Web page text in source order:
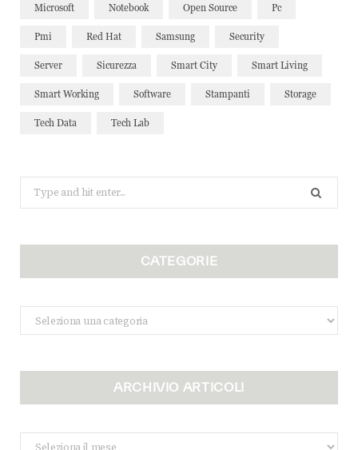
Microsoft Notebook Open Source Pc
Pmi Red Hat Samsung Security
Server Sicurezza Smart City Smart Living
Smart Working Software Stampanti Storage
Tech Data Tech Lab
Search
for:
CATEGORIE
Categorie
ARCHIVIO ARTICOLI
Archivio